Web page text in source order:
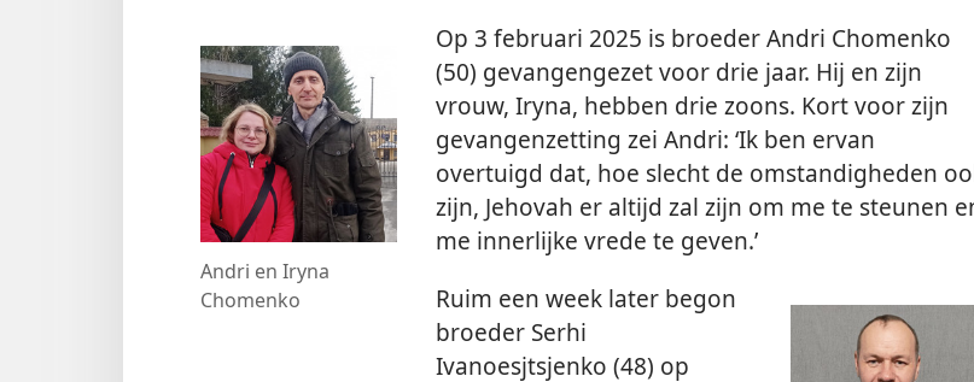
Andri en Iryna
Chomenko
Op 3 februari 2025 is broeder Andri Chomenko
(50) gevangengezet voor drie jaar. Hij en zijn
vrouw, Iryna, hebben drie zoons. Kort voor zijn
gevangenzetting zei Andri: ‘Ik ben ervan
overtuigd dat, hoe slecht de omstandigheden
zijn, Jehovah er altijd zal zijn om me te steunen
me innerlijke vrede te geven.’
Ruim een week later begon
broeder Serhi
Ivanoesjtsjenko (48) op